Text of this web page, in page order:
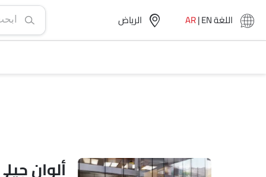
الرياض‎ اللغةEN
|
AR
ألوان